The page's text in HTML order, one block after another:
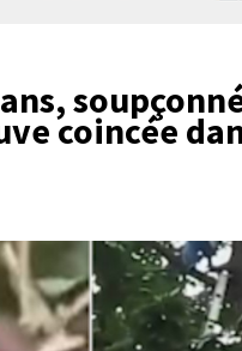
coincée